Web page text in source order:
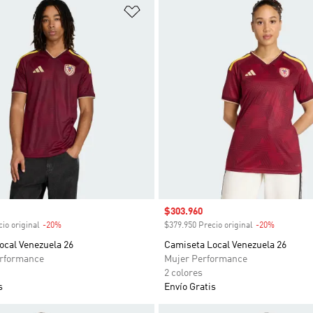
de deseos Añadir a la lista de deseos
original -20%Descuento
Venezuela 26
Precio de venta
$303.960
$379.950 Precio original -20%
Camiseta Local Venezuela 26
Mujer Performance
2 colores
Envío Gratis